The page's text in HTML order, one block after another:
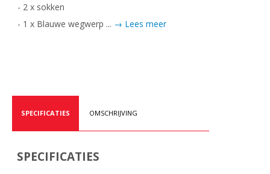
- 2 x sokken
- 1 x Blauwe wegwerp ... → Lees meer
SPECIFICATIES OMSCHRIJVING
SPECIFICATIES